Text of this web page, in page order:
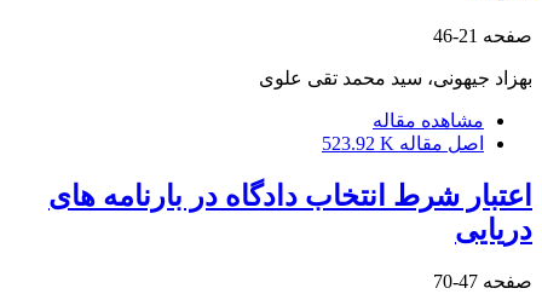
صفحه 21-46
بهزاد جیهونی، سید محمد تقی علوی
مشاهده مقاله
اصل مقاله 523.92 K
اعتبار شرط انتخاب دادگاه در بارنامه های
دریایی
صفحه 47-70